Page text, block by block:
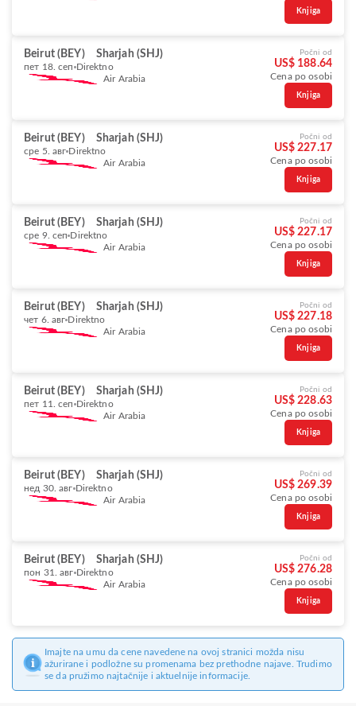
Knjiga
Beirut (BEY) Sharjah (SHJ)
пет 18. сеп Direktno
Air Arabia
Počni od
US$ 188.64
Cena po osobi
Knjiga
Beirut (BEY) Sharjah (SHJ)
сре 5. авг Direktno
Air Arabia
Počni od
US$ 227.17
Cena po osobi
Knjiga
Beirut (BEY) Sharjah (SHJ)
сре 9. сеп Direktno
Air Arabia
Počni od
US$ 227.17
Cena po osobi
Knjiga
Beirut (BEY) Sharjah (SHJ)
чет 6. авг Direktno
Air Arabia
Počni od
US$ 227.18
Cena po osobi
Knjiga
Beirut (BEY) Sharjah (SHJ)
пет 11. сеп Direktno
Air Arabia
Počni od
US$ 228.63
Cena po osobi
Knjiga
Beirut (BEY) Sharjah (SHJ)
нед 30. авг Direktno
Air Arabia
Počni od
US$ 269.39
Cena po osobi
Knjiga
Beirut (BEY) Sharjah (SHJ)
пон 31. авг Direktno
Air Arabia
Počni od
US$ 276.28
Cena po osobi
Knjiga
Imajte na umu da cene navedene na ovoj stranici možda nisu
ažurirane i podložne su promenama bez prethodne najave. Trudimo
se da pružimo najtačnije i aktuelnije informacije.